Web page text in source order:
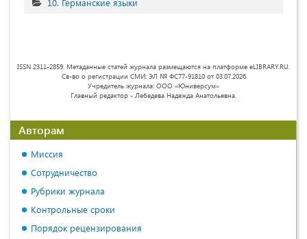
ISSN 2311-2859. Метаданные статей журнала размещаются на платформе eLIBRARY.RU.
Св-во о регистрации СМИ: ЭЛ № ФС77-91810 от 03.07.2026
Учредитель журнала: ООО «Юниверсум»
Главный редактор - Лебедева Надежда Анатольевна.
Авторам
Миссия
Сотрудничество
Рубрики журнала
Контрольные сроки
Порядок рецензирования